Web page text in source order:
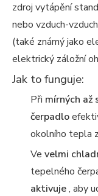
zdroj vytápění
nebo vzduch-
(také známý jako
elektrický záložní
Jak to funguje:
Při mírných
čerpadlo
okolního tepla
Ve velmi
tepelného
aktivuje, aby